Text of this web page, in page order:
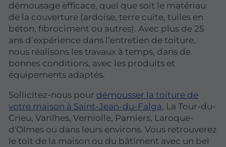
démousage efficace, quel que soit le matériau
de la couverture (ardoise, terre cuite, tuiles en
béton, fibrociment ou autres). Avec plus de 25
ans d’expérience dans l’entretien de toiture,
nous réalisons les travaux à temps, dans de
bonnes conditions, avec les produits et
équipements adaptés.
Sollicitez-nous pour démousser la toiture de
votre maison à Saint-Jean-du-Falga, La Tour-du-
Crieu, Varilhes, Verniolle, Pamiers, Laroque-
d'Olmes ou dans leurs environs. Vous retrouverez
le toit de la maison ou du bâtiment avec un bel